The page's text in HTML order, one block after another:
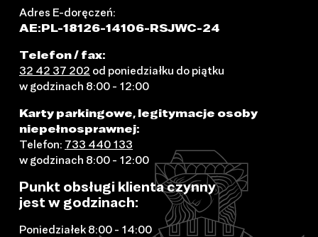
Adres E-doręczeń:
AE:PL-18126-14106-RSJWC-24
Telefon / fax:
32 42 37 202 od poniedziałku do piątku
w godzinach 8:00 - 12:00
Karty parkingowe, legitymacje osoby
niepełnosprawnej:
Telefon: 733 440 133
w godzinach 8:00 - 12:00
Punkt obsługi klienta czynny
jest w godzinach:
Poniedziałek 8:00 - 14:00